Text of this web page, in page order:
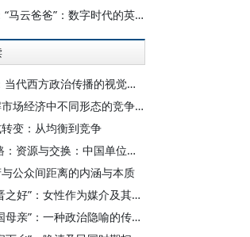
潘祥辉 杨鹏：“马云爸爸”：数字时代的英雄崇拜与粉丝加冕
庞金友 赵洁：当代西方政治传播的视觉转向与民主困境
王小鲁：理解市场经济中不同形态的竞争与垄断
变：从均衡到竞争
李汉林 李路路：资源与交换：中国单位组织中的结构性依赖
公众间距离的内涵与本质
潘祥辉：“秦晋之好”：女性作为媒介及其政治传播功能考
潘祥辉：“祖国母亲”：一种政治隐喻的传播及溯源